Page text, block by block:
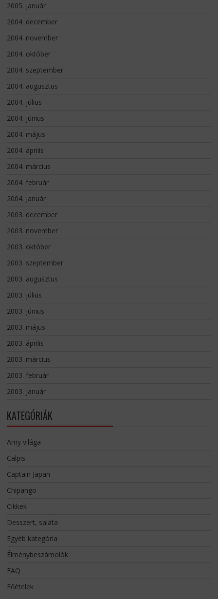
2005. január
2004. december
2004. november
2004. október
2004. szeptember
2004. augusztus
2004. július
2004. június
2004. május
2004. április
2004. március
2004. február
2004. január
2003. december
2003. november
2003. október
2003. szeptember
2003. augusztus
2003. július
2003. június
2003. május
2003. április
2003. március
2003. február
2003. január
KATEGÓRIÁK
Amy világa
Calpis
Captain Japan
Chipango
Cikkek
Desszert, saláta
Egyéb kategória
Élménybeszámolók
FAQ
Főételek